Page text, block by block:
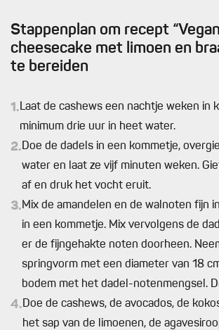
Stappenplan om recept “Vegan
cheesecake met limoen en
te bereiden
1.Laat de cashews een nachtje weken in
minimum drie uur in heet water.
2.Doe de dadels in een kommetje,
water en laat ze vijf minuten weken.
af en druk het vocht eruit.
3.Mix de amandelen en de walnoten fijn
in een kommetje. Mix vervolgens de
er de fijngehakte noten doorheen.
springvorm met een diameter van 18
bodem met het dadel-notenmengsel.
4.Doe de cashews, de avocados, de
het sap van de limoenen, de